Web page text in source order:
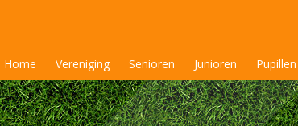
Home Vereniging Senioren Junioren Pupillen